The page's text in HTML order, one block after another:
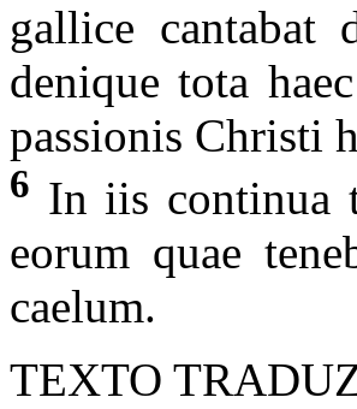
gallice cantabat
denique tota
passionis Christi
6 In iis continua
eorum quae
caelum.
TEXTO